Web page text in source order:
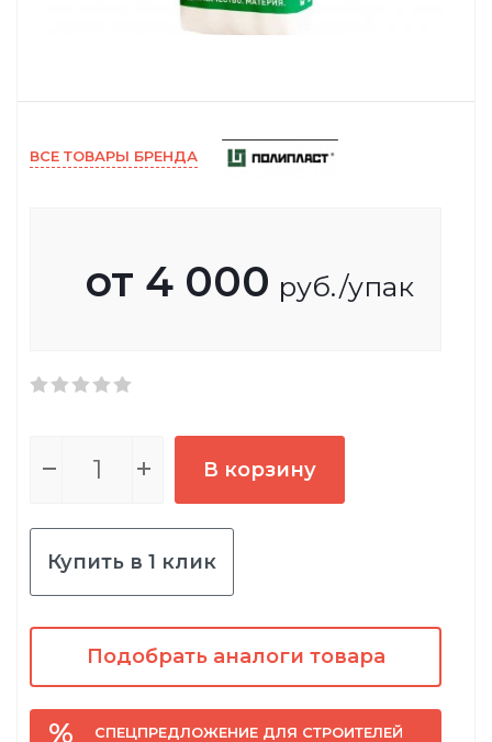
ВСЕ ТОВАРЫ БРЕНДА
от 4 000 руб./упак
В корзину
Купить в 1 клик
Подобрать аналоги товара
СПЕЦПРЕДЛОЖЕНИЕ ДЛЯ СТРОИТЕЛЕЙ